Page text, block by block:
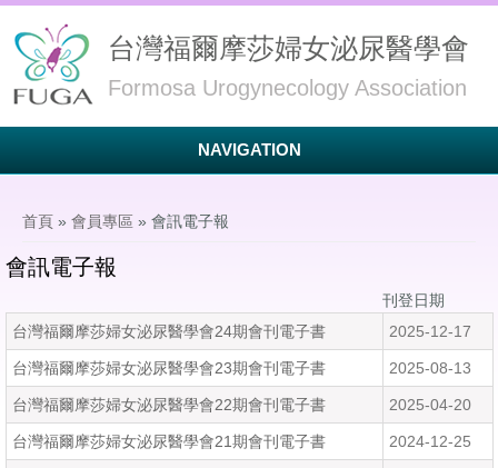
台灣福爾摩莎婦女泌尿醫學會
Formosa Urogynecology Association
NAVIGATION
首頁 » 會員專區 » 會訊電子報
會訊電子報
刊登日期
台灣福爾摩莎婦女泌尿醫學會24期會刊電子書
2025-12-17
台灣福爾摩莎婦女泌尿醫學會23期會刊電子書 2025-08-13
台灣福爾摩莎婦女泌尿醫學會22期會刊電子書 2025-04-20
台灣福爾摩莎婦女泌尿醫學會21期會刊電子書 2024-12-25